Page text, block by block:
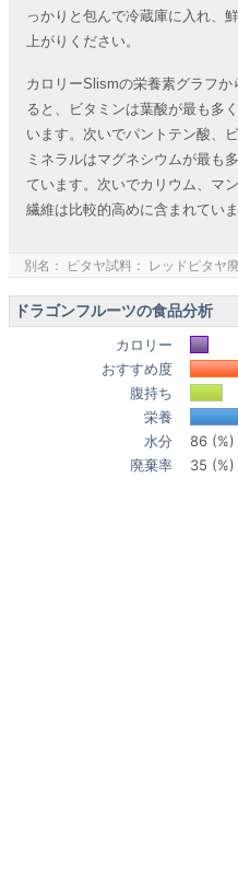
っかりと包んで冷蔵庫に入れ、
上がりください。
カロリーSlismの栄養素グラフ
ると、ビタミンは葉酸が最も多
います。次いでパントテン酸、
ミネラルはマグネシウムが最も
ています。次いでカリウム、マ
繊維は比較的高めに含まれていま
別名： ピタヤ試料： レッドピタヤ
ドラゴンフルーツの食品分析
カロリー
おすすめ度
腹持ち
栄養
水分
86 (%)
廃棄率
35 (%)